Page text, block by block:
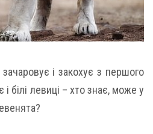
і закохує з першого
білі левиці – хто знає, може у